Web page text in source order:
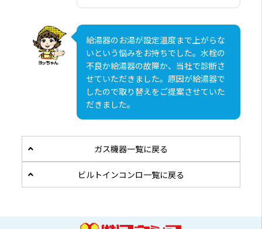
給湯器のお湯が設定温度まで上がらな
いという悩みをお持ちでした。水栓の
不良か給湯器の故障か、当社で診断さ
せていただきました。原因が給湯器で
したので取り替えをご提案させていた
だきました。
ガス機器一覧に戻る
ビルトインコンロ一覧に戻る